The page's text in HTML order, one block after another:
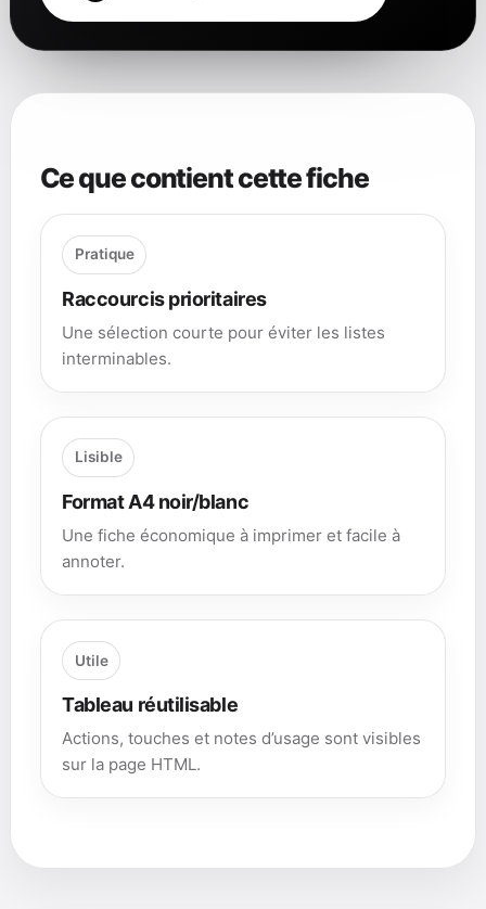
Ce que contient cette fiche
Pratique
Raccourcis prioritaires
Une sélection courte pour éviter les listes
interminables.
Lisible
Format A4 noir/blanc
Une fiche économique à imprimer et facile à
annoter.
Utile
Tableau réutilisable
Actions, touches et notes d’usage sont visibles
sur la page HTML.